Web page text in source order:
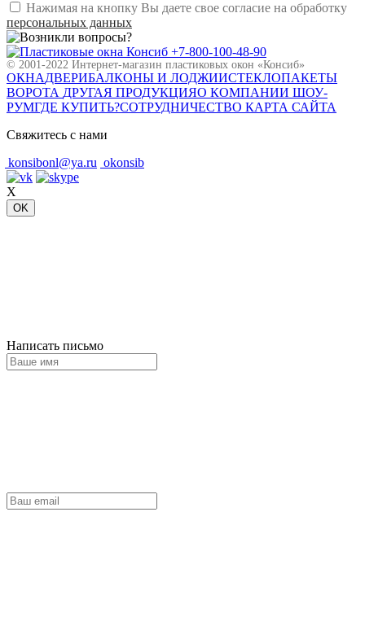
Нажимая на кнопку Вы даете свое согласие на обработку
персональных данных
+7-800-100-48-90
© 2001-2022 Интернет-магазин пластиковых окон «Консиб»
ОКНАДВЕРИБАЛКОНЫ И ЛОДЖИИСТЕКЛОПАКЕТЫ
ВОРОТА ДРУГАЯ ПРОДУКЦИЯО КОМПАНИИ ШОУ-
РУМГДЕ КУПИТЬ?СОТРУДНИЧЕСТВО КАРТА САЙТА
Свяжитесь с нами
konsibonl@ya.ru okonsib
X
OK
Написать письмо